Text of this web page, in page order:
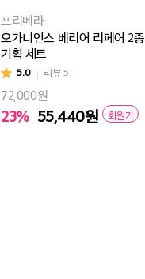
프리메라
오가니언스 베리어 리페어 2종
기획 세트
5.0 리뷰5
72,000원
23% 55,440원 회원가